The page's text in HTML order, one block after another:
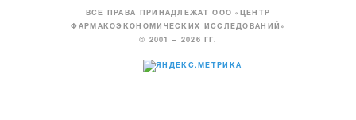
ВСЕ ПРАВА ПРИНАДЛЕЖАТ ООО «ЦЕНТР
ФАРМАКОЭКОНОМИЧЕСКИХ ИССЛЕДОВАНИЙ»
© 2001 – 2026 ГГ.